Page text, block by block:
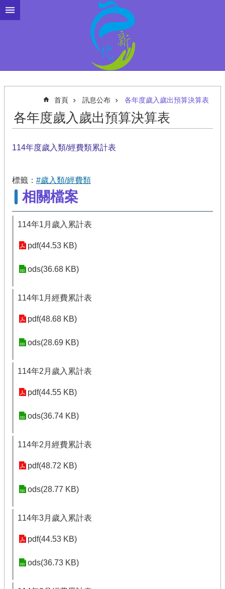
跳到主要內容區塊
首頁 訊息公布 各年度歲入歲出預算決算表
各年度歲入歲出預算決算表
114年度歲入類/經費類累計表
標籤： #歲入類/經費類
相關檔案
114年1月歲入累計表
pdf(44.53 KB)
ods(36.68 KB)
114年1月經費累計表
pdf(48.68 KB)
ods(28.69 KB)
114年2月歲入累計表
pdf(44.55 KB)
ods(36.74 KB)
114年2月經費累計表
pdf(48.72 KB)
ods(28.77 KB)
114年3月歲入累計表
pdf(44.53 KB)
ods(36.73 KB)